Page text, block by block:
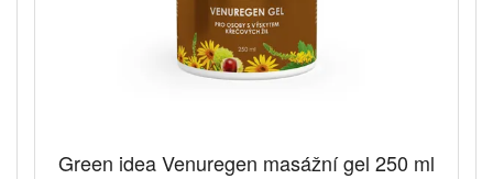
Green idea Venuregen masážní gel 250 ml